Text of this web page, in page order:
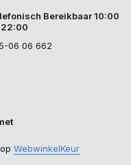
Bereikbaar 10:00
06 06 662
op WebwinkelKeur